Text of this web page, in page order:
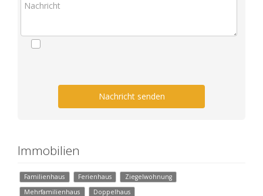
Nachricht senden
Immobilien
Familienhaus Ferienhaus
Ziegelwohnung
Mehrfamilienhaus
Doppelhaus